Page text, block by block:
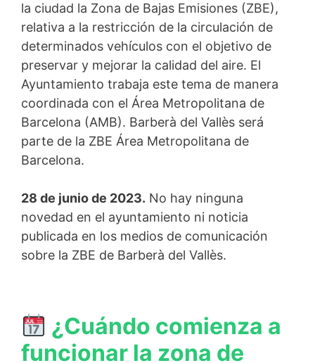
la ciudad la Zona de Bajas Emisiones (ZBE),
relativa a la restricción de la circulación de
determinados vehículos con el objetivo de
preservar y mejorar la calidad del aire. El
Ayuntamiento trabaja este tema de manera
coordinada con el Área Metropolitana de
Barcelona (AMB). Barberà del Vallès será
parte de la ZBE Área Metropolitana de
Barcelona.
28 de junio de 2023. No hay ninguna
novedad en el ayuntamiento ni noticia
publicada en los medios de comunicación
sobre la ZBE de Barberà del Vallès.
¿Cuándo comienza a
funcionar la zona de